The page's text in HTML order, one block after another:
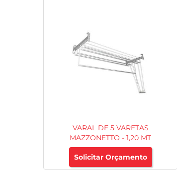
VARAL DE 5 VARETAS
MAZZONETTO - 1,20 MT
Solicitar Orçamento